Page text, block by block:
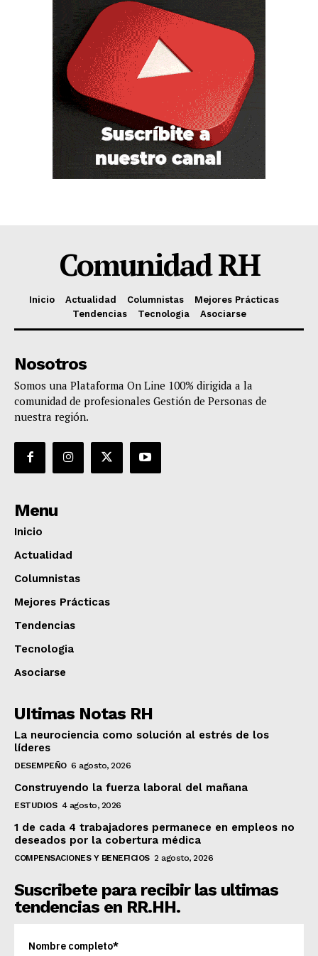
Comunidad RH
Inicio Actualidad Columnistas
Mejores Prácticas
Tendencias
Tecnologia Asociarse
Nosotros
Somos una Plataforma On Line 100% dirigida a la
comunidad de profesionales Gestión de Personas de
nuestra región.
Menu
Inicio
Actualidad
Columnistas
Mejores Prácticas
Tendencias
Tecnologia
Asociarse
UItimas Notas RH
La neurociencia como solución al estrés de los
líderes
DESEMPEÑO 6 agosto, 2026
Construyendo la fuerza laboral del mañana
ESTUDIOS 4 agosto, 2026
1 de cada 4 trabajadores permanece en empleos no
deseados por la cobertura médica
COMPENSACIONES Y BENEFICIOS 2 agosto, 2026
Suscribete para recibir las ultimas
tendencias en RR.HH.
Nombre completo*